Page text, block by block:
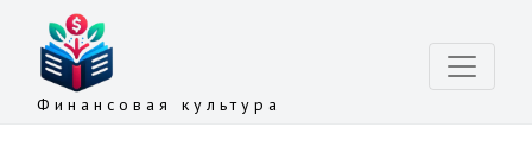
Финансовая культура